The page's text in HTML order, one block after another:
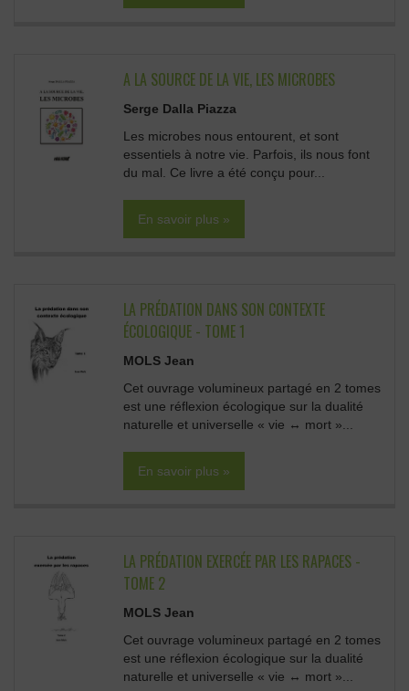
A LA SOURCE DE LA VIE, LES MICROBES
Serge Dalla Piazza
Les microbes nous entourent, et sont
essentiels à notre vie. Parfois, ils nous font
du mal. Ce livre a été conçu pour...
En savoir plus »
LA PRÉDATION DANS SON CONTEXTE
ÉCOLOGIQUE - TOME 1
MOLS Jean
Cet ouvrage volumineux partagé en 2 tomes
est une réflexion écologique sur la dualité
naturelle et universelle « vie ↔ mort »...
En savoir plus »
LA PRÉDATION EXERCÉE PAR LES RAPACES -
TOME 2
MOLS Jean
Cet ouvrage volumineux partagé en 2 tomes
est une réflexion écologique sur la dualité
naturelle et universelle « vie ↔ mort »...